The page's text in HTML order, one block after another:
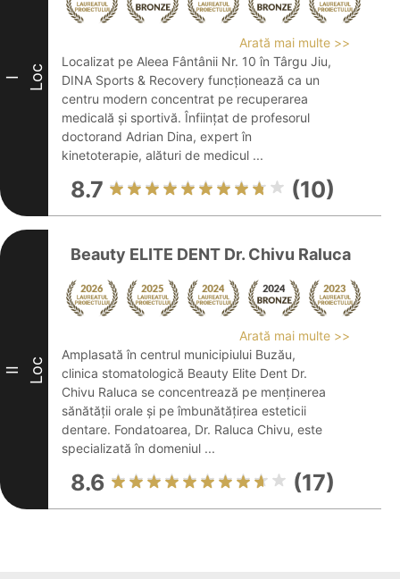
I Loc
Arată mai multe >>
Localizat pe Aleea Fântânii Nr. 10 în Târgu Jiu,
DINA Sports & Recovery funcționează ca un
centru modern concentrat pe recuperarea
medicală și sportivă. Înființat de profesorul
doctorand Adrian Dina, expert în
kinetoterapie, alături de medicul ...
8.7 (10)
II Loc
Beauty ELITE DENT Dr. Chivu Raluca
Arată mai multe >>
Amplasată în centrul municipiului Buzău,
clinica stomatologică Beauty Elite Dent Dr.
Chivu Raluca se concentrează pe menținerea
sănătății orale și pe îmbunătățirea esteticii
dentare. Fondatoarea, Dr. Raluca Chivu, este
specializată în domeniul ...
8.6 (17)